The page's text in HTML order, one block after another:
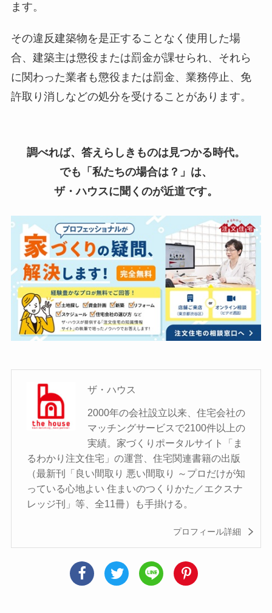
ます。
その違反建築物を是正することなく使用した場
合、建築主は懲役または罰金が課せられ、それら
に関わった業者も懲役または罰金、業務停止、免
許取り消しなどの処分を受けることがあります。
調べれば、答えらしきものは見つかる時代。
でも「私たちの場合は？」は、
ザ・ハウスに聞くのが近道です。
ザ・ハウス
2000年の会社設立以来、住宅会社の
マッチングサービスで2100件以上の
実績。家づくりポータルサイト「ま
るわかり注文住宅」の運営、住宅関連書籍の出版
（最新刊「良い間取り 悪い間取り ～プロだけが知
っている心地よい 住まいのつくりかた／エクスナ
レッジ刊」等、全11冊）も手掛ける。
プロフィール詳細